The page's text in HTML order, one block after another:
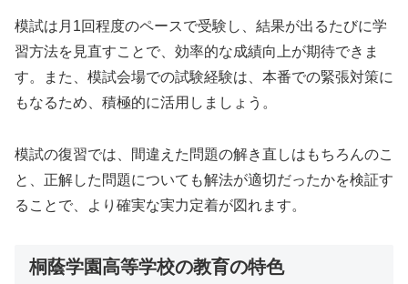
模試は月1回程度のペースで受験し、結果が出るたびに学
習方法を見直すことで、効率的な成績向上が期待できま
す。また、模試会場での試験経験は、本番での緊張対策に
もなるため、積極的に活用しましょう。
模試の復習では、間違えた問題の解き直しはもちろんのこ
と、正解した問題についても解法が適切だったかを検証す
ることで、より確実な実力定着が図れます。
桐蔭学園高等学校の教育の特色